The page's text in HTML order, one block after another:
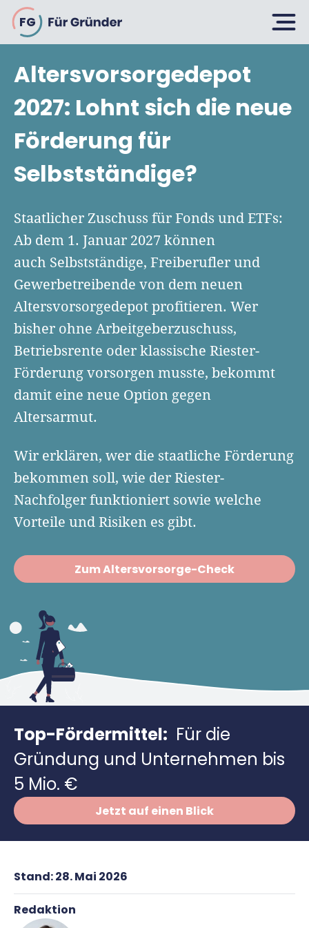
FG
Planen
Selbstständig machen
Über 500 Geschäftsideen
Geschäftsmodell entwickeln
Businessplan schreiben
Businessplan-Vorlage & Muster
Finanzplan erstellen
Top 15 Franchise
Die besten Gründerkredite
Gründerwettbewerbe finden
Gründen
Firma gründen: 10 Tipps
Rechtsform wählen
UG gründen
GmbH gründen
Geschäftskonto-Vergleich
Unternehmen anmelden
Schutzrechte anmelden
Kleingewerbe anmelden
Wachsen
6 Tipps zum Start
Fördermittelcheck machen
Kunden gewinnen
Website erstellen
Rechnung schreiben
Buchhaltung erledigen
Online-Kredit anfragen
Kassensystem
Versicherungen
Finanzieren
Fördermittel
Gründungszuschuss
Kredit für Existenzgründer
Zuschüsse
Kontokorrenkredit
Flexible Kreditlinie
Tools
Businessplan-Software
Gründertest
Gründungsassistent
Finanzplan Tool
Preiskalkulation
Buchhaltungssoftware
Lohnsoftware
Weitere Tools & Vorlagen
Vergleiche
Unsere Gründungspakete
Geförderte Beratung
Marke, AGB & Datenschutz
Richtig versichern
Steuerberatung
Software
Deals
Altersvorsorgedepot
2027: Lohnt sich die neue
Förderung für
Selbstständige?
Staatlicher Zuschuss für Fonds und ETFs:
Ab dem 1. Januar 2027 können
auch Selbstständige, Freiberufler und
Gewerbetreibende von dem neuen
Altersvorsorgedepot profitieren. Wer
bisher ohne Arbeitgeberzuschuss,
Betriebsrente oder klassische Riester-
Förderung vorsorgen musste, bekommt
damit eine neue Option gegen
Altersarmut.
Wir erklären, wer die staatliche Förderung
bekommen soll, wie der Riester-
Nachfolger funktioniert sowie welche
Vorteile und Risiken es gibt.
Zum Altersvorsorge-Check
Top-Fördermittel: Für die
Gründung und Unternehmen bis
5 Mio. €
Jetzt auf einen Blick
Stand:28. Mai 2026
Redaktion